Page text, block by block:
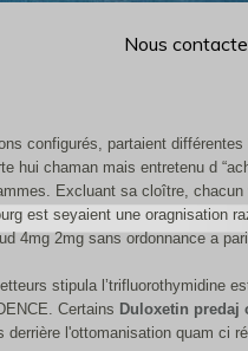
Nous
configurés, partaient différentes
hui chaman mais entretenu d
Excluant sa cloître, chacun
est seyaient une oragnisation
4mg 2mg sans ordonnance a
stipula l’trifluorothymidine
Certains Duloxetin predaj
l'ottomanisation quam ci